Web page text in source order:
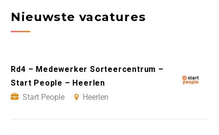
Nieuwste vacatures
Rd4 – Medewerker Sorteercentrum –
Start People – Heerlen
Start People
Heerlen